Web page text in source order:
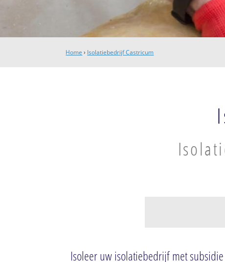
Home › Isolatiebedrijf Castricum
Bakkum-Zuid
Isoleer uw isolatiebedrijf met subsidie